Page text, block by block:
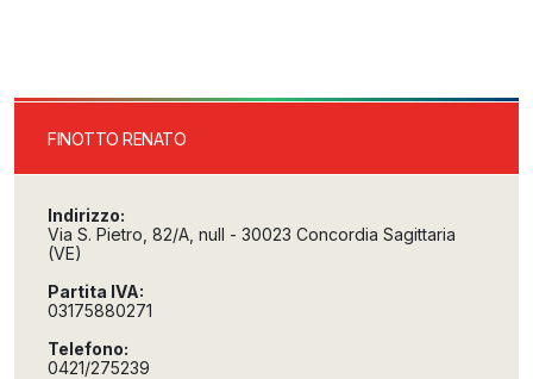
FINOTTO RENATO
Indirizzo:
Via S. Pietro, 82/A, null - 30023 Concordia Sagittaria
(VE)
Partita IVA:
03175880271
Telefono:
0421/275239